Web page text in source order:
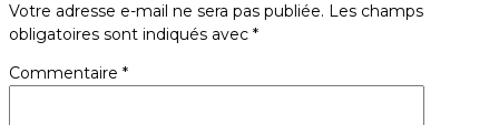
Votre adresse e-mail ne sera pas publiée. Les champs
obligatoires sont indiqués avec *
Commentaire *